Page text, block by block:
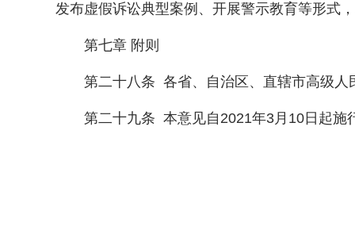
发布虚假诉讼典型案例、开展警示教育等形式
第七章 附则
第二十八条 各省、自治区、直辖市高级人
第二十九条 本意见自2021年3月10日起施